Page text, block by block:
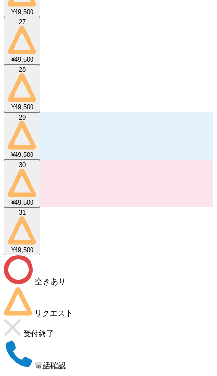
¥49,500
27
¥49,500
28
¥49,500
29
¥49,500
30
¥49,500
31
¥49,500
空きあり
リクエスト
受付終了
電話確認